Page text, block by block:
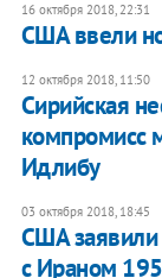
16 октября 2018, 22:31
США ввели
12 октября 2018, 11:50
Сирийская
компромисс
Идлибу
03 октября 2018, 18:45
США заявили
с Ираном